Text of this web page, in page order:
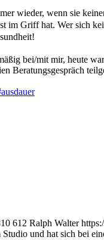
wieder, wenn sie
im Griff hat. Wer sich
bei/mit mir, heute
Beratungsgespräch
612 Ralph Walter
und hat sich bei